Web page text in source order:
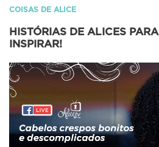
COISAS DE ALICE
HISTÓRIAS DE ALICES PARA
INSPIRAR!